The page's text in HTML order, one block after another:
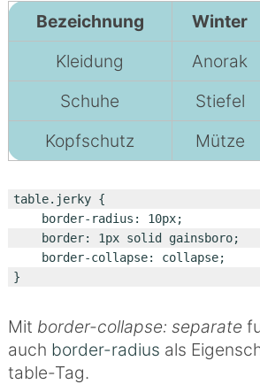
Bezeichnung Winter
Kleidung
Anorak
Schuhe
Stiefel
Kopfschutz
Mütze
table.jerky {
}
Mit border-collapse: separate
auch border-radius als
table-Tag.